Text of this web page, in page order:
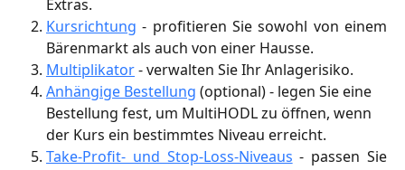
Extras.
Kursrichtung - profitieren Sie sowohl von einem
Bärenmarkt als auch von einer Hausse.
Multiplikator- verwalten Sie Ihr Anlagerisiko.
Anhängige Bestellung (optional) - legen Sie eine
Bestellung fest, um MultiHODL zu öffnen, wenn
der Kurs ein bestimmtes Niveau erreicht.
Take-Profit- und Stop-Loss-Niveaus - passen Sie